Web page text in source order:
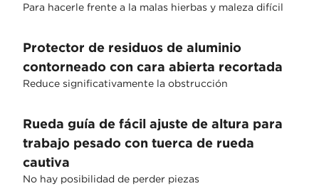
Para hacerle frente a la malas hierbas y maleza difícil
Protector de residuos de aluminio
contorneado con cara abierta recortada
Reduce significativamente la obstrucción
Rueda guía de fácil ajuste de altura para
trabajo pesado con tuerca de rueda
cautiva
No hay posibilidad de perder piezas